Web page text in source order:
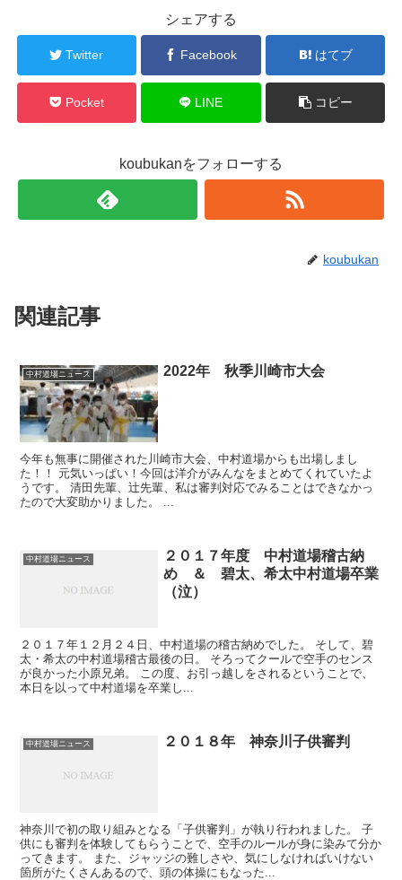
シェアする
Twitter Facebook はてブ
Pocket LINE コピー
koubukanをフォローする
koubukan
関連記事
中村道場ニュース 2022年 秋季川崎市大会
今年も無事に開催された川崎市大会、中村道場からも出場しまし
た！！ 元気いっぱい！今回は洋介がみんなをまとめてくれていたよ
うです。 清田先輩、辻先輩、私は審判対応でみることはできなかっ
たので大変助かりました。 ...
中村道場ニュース
２０１７年度 中村道場稽古納
め ＆ 碧太、希太中村道場卒業
（泣）
２０１７年１２月２４日、中村道場の稽古納めでした。 そして、碧
太・希太の中村道場稽古最後の日。 そろってクールで空手のセンス
が良かった小原兄弟。 この度、お引っ越しをされるということで、
本日を以って中村道場を卒業し...
中村道場ニュース ２０１８年 神奈川子供審判
神奈川で初の取り組みとなる「子供審判」が執り行われました。 子
供にも審判を体験してもらうことで、空手のルールが身に染みて分か
ってきます。 また、ジャッジの難しさや、気にしなければいけない
箇所がたくさんあるので、頭の体操にもなった...